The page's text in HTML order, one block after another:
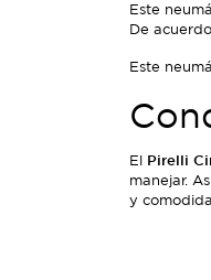
Este
De
Este
El Pirelli
manejar.
y